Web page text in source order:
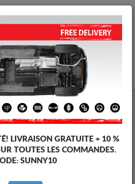
Mitsubishi
Mitsubishi Outlander
LIVRAISON GRATUITE + 10 %
TOUTES LES COMMANDES.
SUNNY10